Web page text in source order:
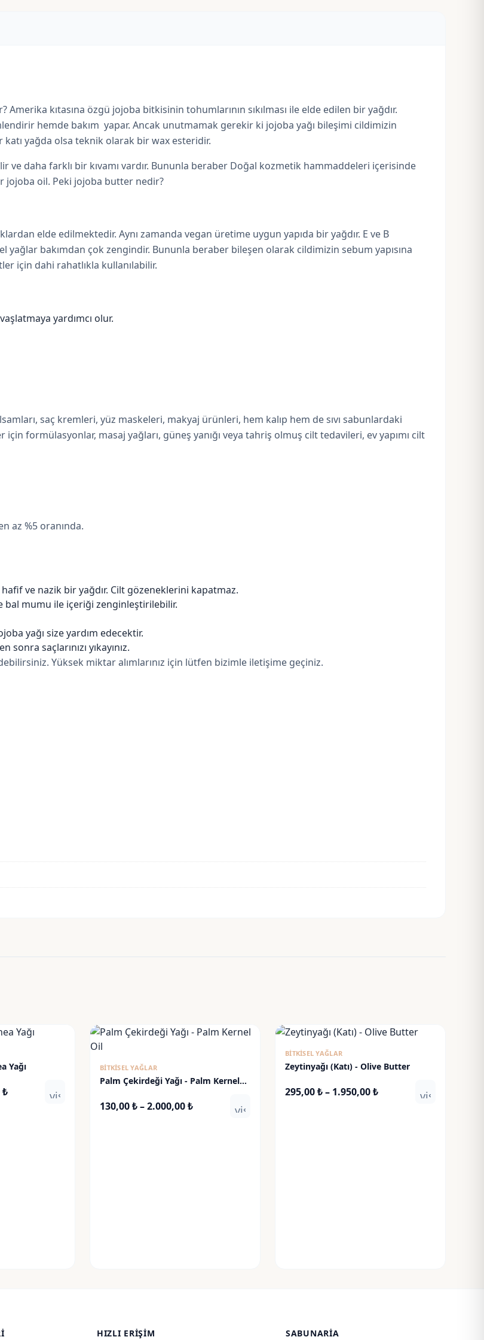
Amerika kıtasına özgü jojoba bitkisinin tohumlarının sıkılması ile elde edilen bir yağdır.
hemde bakım yapar. Ancak unutmamak gerekir ki jojoba yağı bileşimi cildimizin
katı yağda olsa teknik olarak bir wax esteridir.
daha farklı bir kıvamı vardır. Bununla beraber Doğal kozmetik hammaddeleri içerisinde
jojoba oil. Peki jojoba butter nedir?
elde edilmektedir. Aynı zamanda vegan üretime uygun yapıda bir yağdır. E ve B
bakımdan çok zengindir. Bununla beraber bileşen olarak cildimizin sebum yapısına
için dahi rahatlıkla kullanılabilir.
yardımcı olur.
saç kremleri, yüz maskeleri, makyaj ürünleri, hem kalıp hem desıvı sabunlardaki
için formülasyonlar, masaj yağları, güneş yanığı veya tahriş olmuş cilt tedavileri, ev yapımı cilt
az %5 oranında.
ve nazik bir yağdır. Cilt gözeneklerini kapatmaz.
bal mumu ile içeriği zenginleştirilebilir.
yağı size yardım edecektir.
saçlarınızı yıkayınız.
Yüksek miktar alımlarınız için lütfen bizimle iletişime geçiniz.
Yağı
₺Fiyat
visibility
BITKISEL YAĞLAR
Palm Çekirdeği Yağı - Palm Kernel
130,00₺–2.000,00₺Fiyat
visibility
BITKISEL YAĞLAR
Zeytinyağı (Katı) - Olive Butter
295,00₺– 1.950,00₺Fiyat
visibility
HIZLI ERIŞIM SABUNARIA